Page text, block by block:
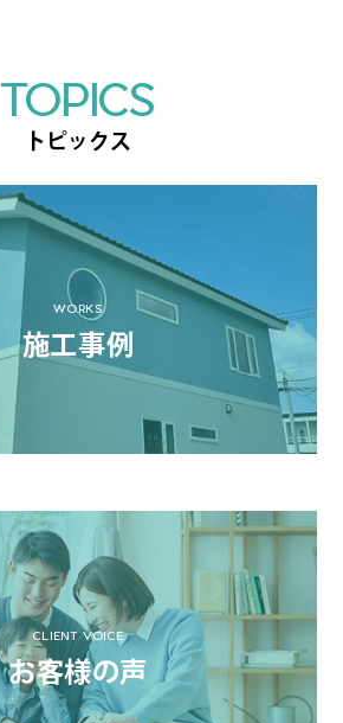
TOPICS
トピックス
WORKS
施工事例
CLIENT VOICE
お客様の声